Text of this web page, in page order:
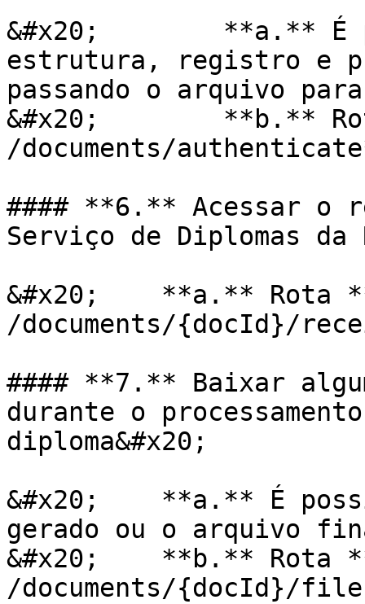
&#x20;        **a.** É
estrutura, registro e
passando o arquivo
&#x20;        **b.**
/documents/
#### **6.** Acessar o
Serviço de Diplomas da
&#x20;    **a.** Rota
/documents/{docId}/
#### **7.** Baixar
durante o
diploma&#x20;
&#x20;    **a.** É
gerado ou o arquivo
&#x20;    **b.** Rota
/documents/{docId}/